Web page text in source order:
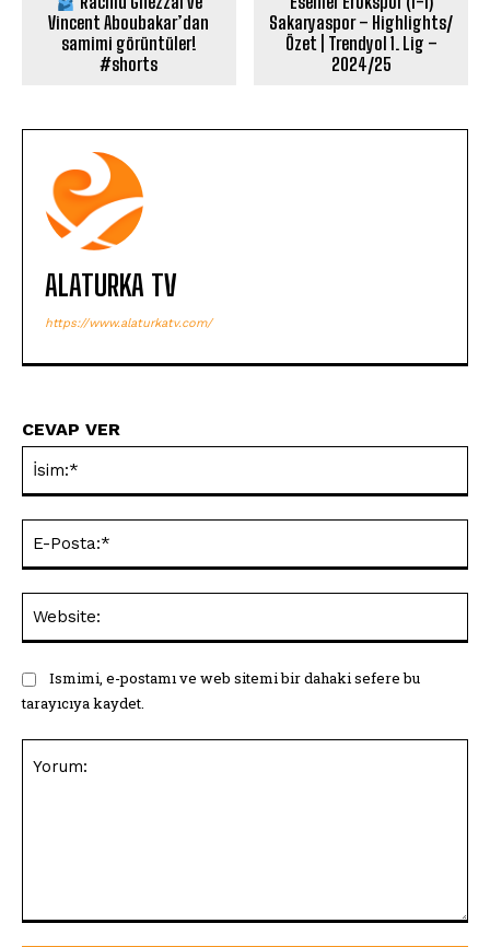
Vincent Aboubakar’dan
samimi görüntüler!
#shorts
Sakaryaspor – Highlights/
Özet | Trendyol 1. Lig –
2024/25
ALATURKA TV
https://www.alaturkatv.com/
CEVAP VER
Ismimi, e-postamı ve web sitemi bir dahaki sefere bu
tarayıcıya kaydet.